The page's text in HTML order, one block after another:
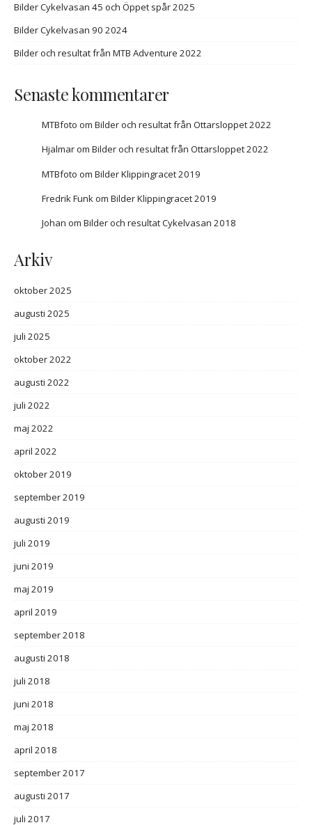
Bilder Cykelvasan 45 och Öppet spår 2025
Bilder Cykelvasan 90 2024
Bilder och resultat från MTB Adventure 2022
Senaste kommentarer
MTBfoto om Bilder och resultat från Ottarsloppet 2022
Hjalmarom Bilder och resultat från Ottarsloppet 2022
MTBfoto om Bilder Klippingracet 2019
Fredrik Funkom Bilder Klippingracet 2019
Johan om Bilder och resultat Cykelvasan 2018
Arkiv
oktober 2025
augusti 2025
juli 2025
oktober 2022
augusti 2022
juli 2022
maj 2022
april 2022
oktober 2019
september 2019
augusti 2019
juli 2019
juni 2019
maj 2019
april 2019
september 2018
augusti 2018
juli 2018
juni 2018
maj 2018
april 2018
september 2017
augusti 2017
juli 2017